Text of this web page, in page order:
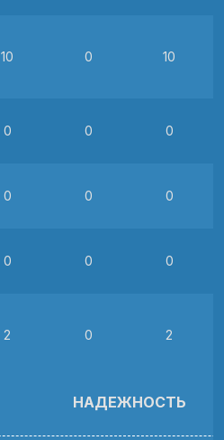
10 0 10
0 0 0
0 0 0
0 0 0
2 0 2
НАДЕЖНОСТЬ